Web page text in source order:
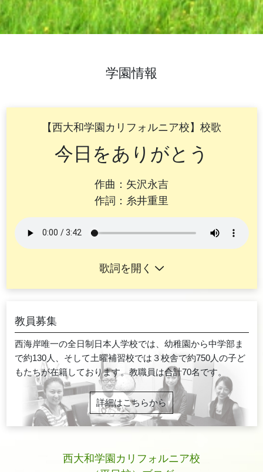
学園情報
【西大和学園カリフォルニア校】校歌
今日をありがとう
作曲：矢沢永吉
作詞：糸井重里
歌詞を開く
教員募集
西海岸唯一の全日制日本人学校では、幼稚園から中学部ま
で約130人、そして土曜補習校では３校舎で約750人の子ど
もたちが在籍しております。教職員は合計70名です。
詳細はこちらから
西大和学園カリフォルニア校